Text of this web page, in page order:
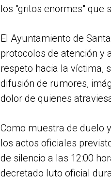
los "gritos enormes" que
El Ayuntamiento de
protocolos de atención y
respeto hacia la víctima,
difusión de rumores,
dolor de quienes
Como muestra de duelo
los actos oficiales
de silencio a las 12:00
decretado luto oficial